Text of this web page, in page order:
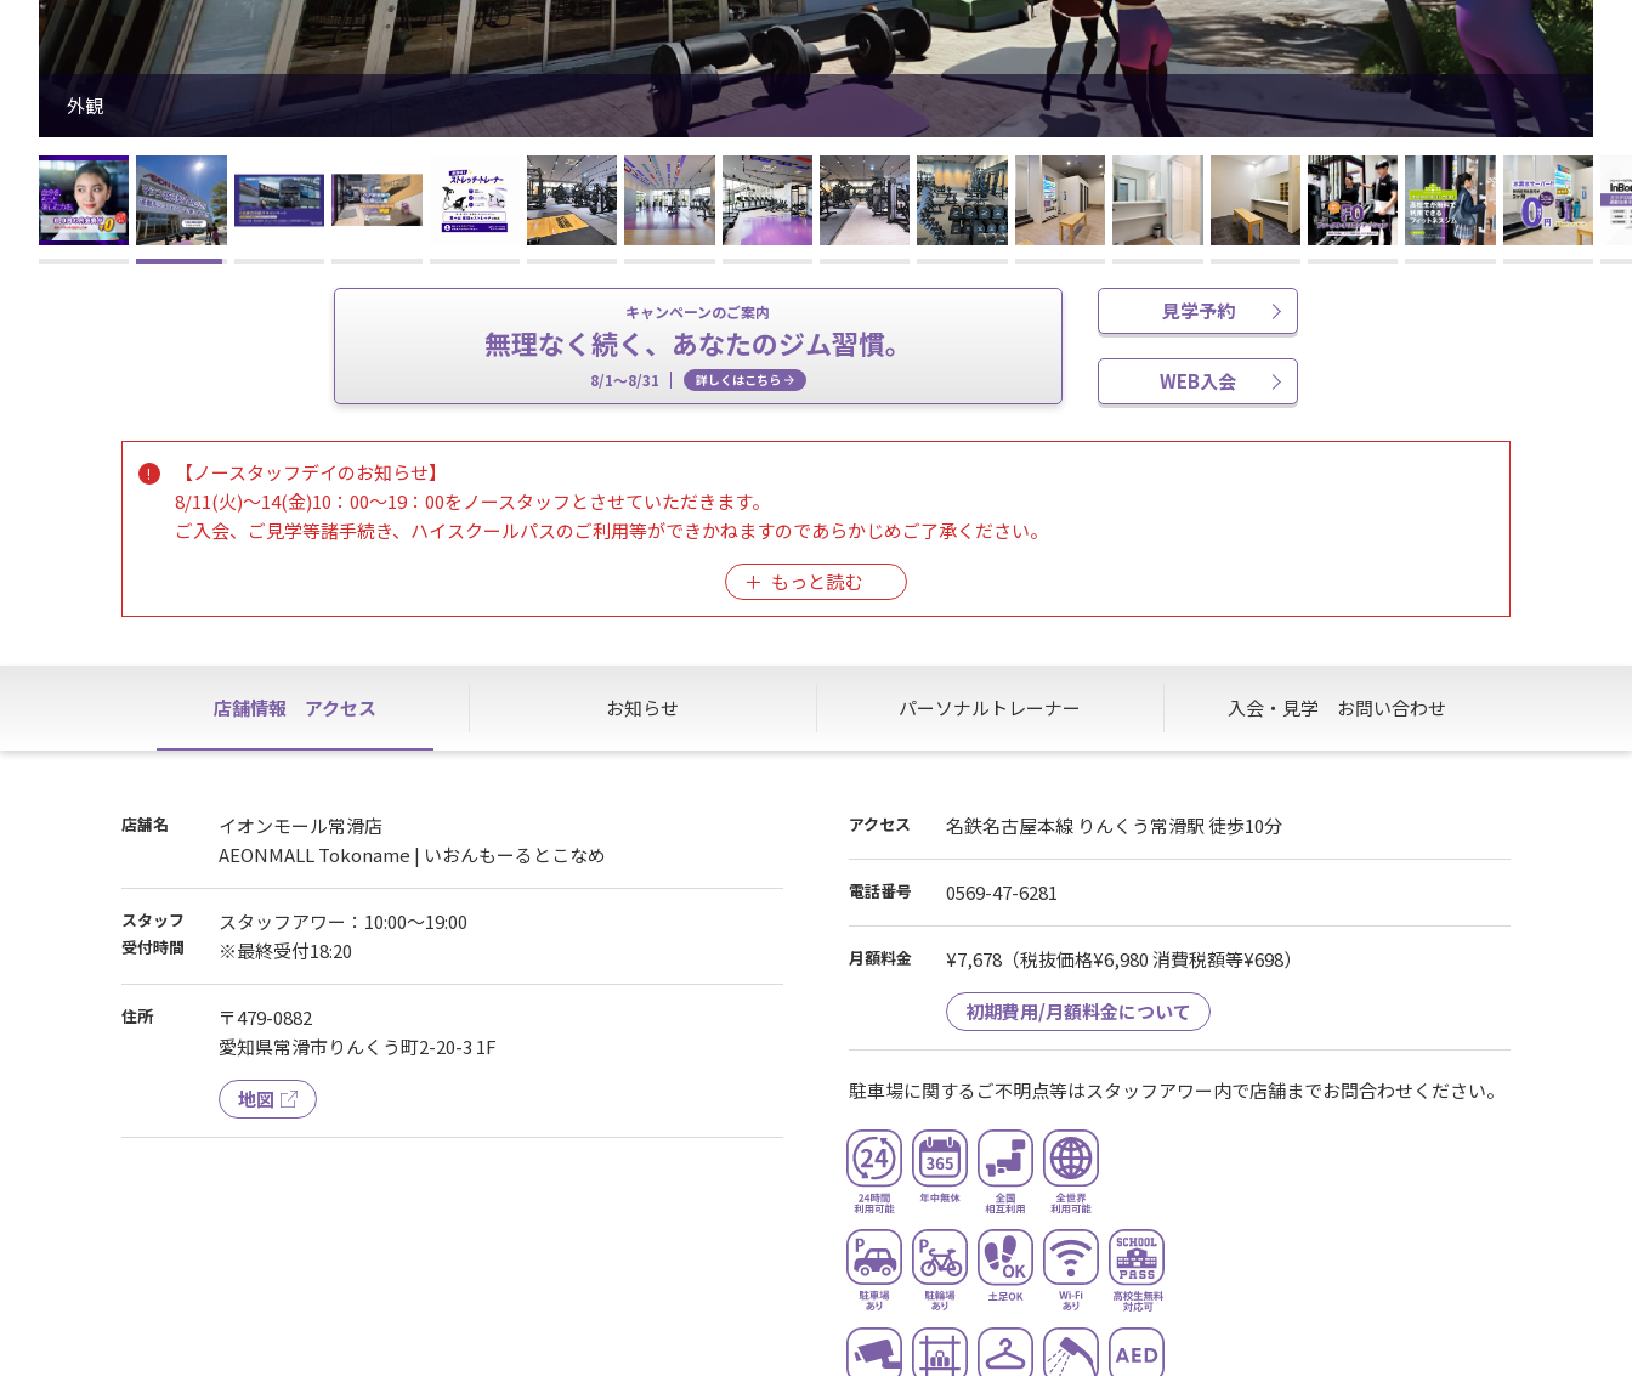
知多半島4店舗合同紹介キャンペーン
キャンペーンのご案内
無理なく続く、あなたのジム習慣。
8/1～8/31 詳しくはこちら
見学予約
WEB入会
【ノースタッフデイのお知らせ】
8/11(火)～14(金)10：00～19：00をノースタッフとさせていただきます。
ご入会、ご見学等諸手続き、ハイスクールパスのご利用等ができかねますのであらかじめご了承ください。
※上記期間にて利用開始をご希望の方は【10日まで】に入会手続きをお済ませいただきますようお願い申し上げます。
【 スムーズなご案内をするために事前予約推奨 】
お電話もしくはお問い合わせフォームよりご見学もしくはご入会の旨を記載の上お問い合わせください。
※お手続き対応の際など、お電話に出られない場合がございます。
あらかじめご了承くださいますようご理解のほど宜しくお願い致します。
店舗情報 アクセス お知らせ パーソナル トレーナー 入会・見学 お問い合わせ
店舗名
イオンモール常滑店
AEONMALL Tokoname | いおんもーるとこなめ
スタッフ
受付時間
スタッフアワー：10:00～19:00
※最終受付18:20
住所
〒479-0882
愛知県常滑市りんくう町2-20-3 1F
地図
アクセス 名鉄名古屋本線 りんくう常滑駅 徒歩10分
電話番号 0569-47-6281
月額料金 ¥7,678 （税抜価格¥6,980 消費税額等¥698）
初期費用/月額料金について
駐車場に関するご不明点等はスタッフアワー内で店舗までお問合わせください。